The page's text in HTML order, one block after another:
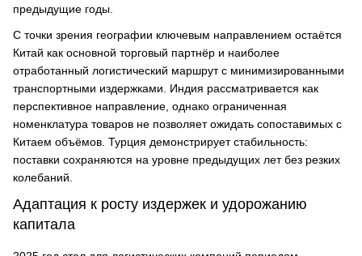
предыдущие годы.
С точки зрения географии ключевым направлением остаётся
Китай как основной торговый партнёр и наиболее
отработанный логистический маршрут с минимизированными
транспортными издержками. Индия рассматривается как
перспективное направление, однако ограниченная
номенклатура товаров не позволяет ожидать сопоставимых с
Китаем объёмов. Турция демонстрирует стабильность:
поставки сохраняются на уровне предыдущих лет без резких
колебаний.
Адаптация к росту издержек и удорожанию
капитала